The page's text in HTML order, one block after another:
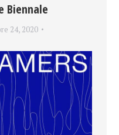
Biennale
24, 2020